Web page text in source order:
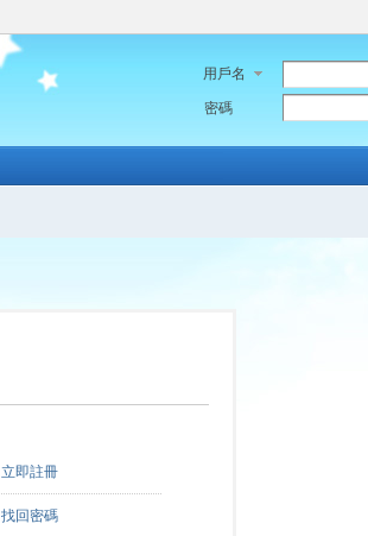
用戶名
密碼
立即註冊
找回密碼